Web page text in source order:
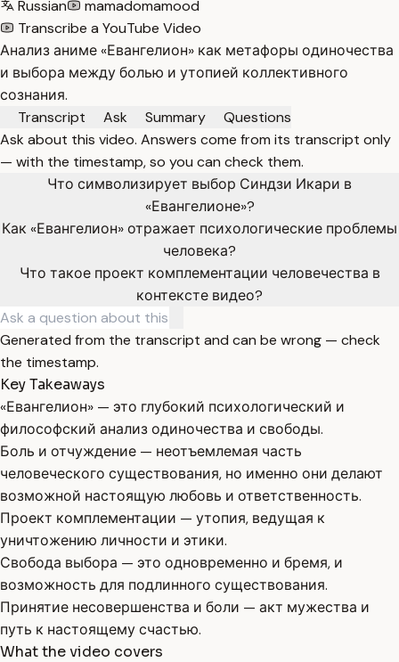
Russian
mamadomamood
Transcribe a YouTube Video
Анализ аниме «Евангелион» как метафоры одиночества
и выбора между болью и утопией коллективного
сознания.
Transcript
Ask Summary
Questions
Ask about this video. Answers come from its transcript only
— with the timestamp, so you can check them.
Что символизирует выбор Синдзи Икари в
«Евангелионе»?
Как «Евангелион» отражает психологические проблемы
человека?
Что такое проект комплементации человечества в
контексте видео?
Generated from the transcript and can be wrong — check
the timestamp.
Key Takeaways
«Евангелион» — это глубокий психологический и
философский анализ одиночества и свободы.
Боль и отчуждение — неотъемлемая часть
человеческого существования, но именно они делают
возможной настоящую любовь и ответственность.
Проект комплементации — утопия, ведущая к
уничтожению личности и этики.
Свобода выбора — это одновременно и бремя, и
возможность для подлинного существования.
Принятие несовершенства и боли — акт мужества и
путь к настоящему счастью.
What the video covers